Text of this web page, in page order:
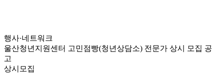
행사·네트워크
울산청년지원센터 고민점빵(청년상담소) 전문가 상시 모집 공
고
상시모집